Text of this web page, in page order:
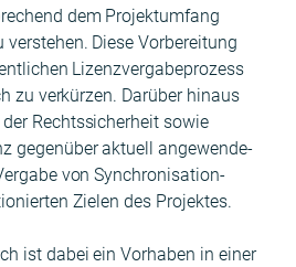
dem Pro­jek­tum­fang
ver­ste­hen. Diese Vor­bere­itung
Lizen­zver­gabe­prozess
zu verkürzen. Darüber hin­aus
Rechtssicher­heit sowie
gegenüber aktuell angewen­de­
von Syn­chro­ni­sa­tion­
Zie­len des Projektes.
ist dabei ein Vorhaben in ein­er